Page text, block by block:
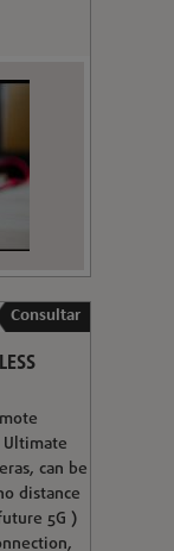
Consultar
Ultimate
can be
distance
5G )